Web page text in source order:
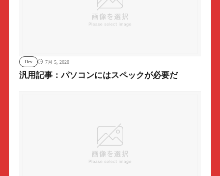
Dev 7月 5, 2020
汎用記事：パソコンにはスペックが必要だ